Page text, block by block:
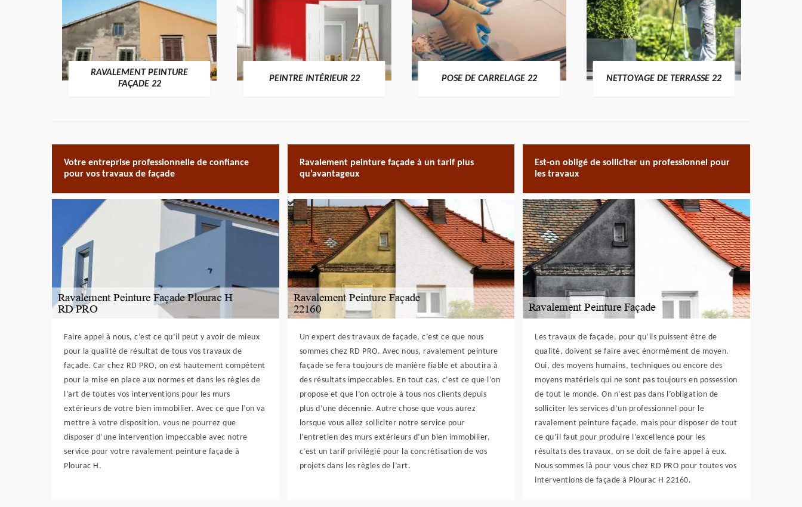
RAVALEMENT PEINTURE
FAÇADE 22
PEINTRE INTÉRIEUR 22 POSE DE CARRELAGE 22 NETTOYAGE DE TERRASSE 22
Votre entreprise professionnelle de confiance
pour vos travaux de façade
Faire appel à nous, c’est ce qu’il peut y avoir de mieux
pour la qualité de résultat de tous vos travaux de
façade. Car chez RD PRO, on est hautement compétent
pour la mise en place aux normes et dans les règles de
l’art de toutes vos interventions pour les murs
extérieurs de votre bien immobilier. Avec ce que l’on va
mettre à votre disposition, vous ne pourrez que
disposer d’une intervention impeccable avec notre
service pour votre ravalement peinture façade à
Plourac H.
Ravalement peinture façade à un tarif plus
qu’avantageux
Un expert des travaux de façade, c’est ce que nous
sommes chez RD PRO. Avec nous, ravalement peinture
façade se fera toujours de manière fiable et aboutira à
des résultats impeccables. En tout cas, c’est ce que l’on
propose et que l’on octroie à tous nos clients depuis
plus d’une décennie. Autre chose que vous aurez
lorsque vous allez solliciter notre service pour
l’entretien des murs extérieurs d’un bien immobilier,
c’est un tarif privilégié pour la concrétisation de vos
projets dans les règles de l’art.
Est-on obligé de solliciter un professionnel pour
les travaux
Les travaux de façade, pour qu’ils puissent être de
qualité, doivent se faire avec énormément de moyen.
Oui, des moyens humains, techniques ou encore des
moyens matériels qui ne sont pas toujours en possession
de tout le monde. On n’est pas dans l’obligation de
solliciter les services d’un professionnel pour le
ravalement peinture façade, mais pour disposer de tout
ce qu’il faut pour produire l’excellence pour les
résultats des travaux, on se doit de faire appel à eux.
Nous sommes là pour vous chez RD PRO pour toutes vos
interventions de façade à Plourac H 22160.